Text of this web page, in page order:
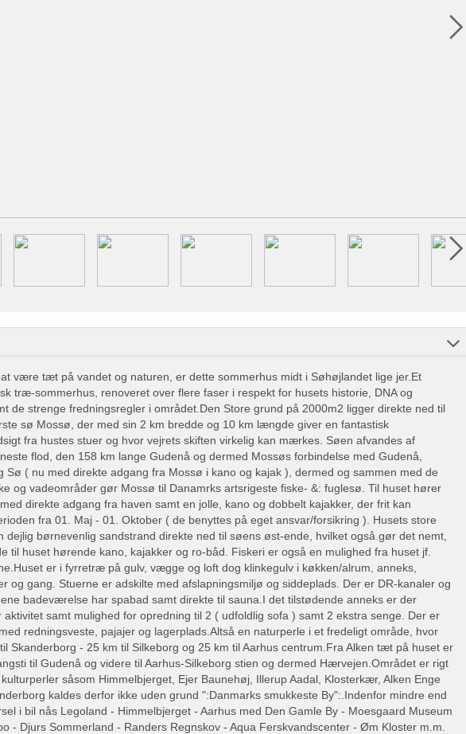
være tæt på vandet og naturen, er dette sommerhus midt i Søhøjlandet lige jer.Et
træ-sommerhus, renoveret over flere faser i respekt for husets historie, DNA og
de strenge fredningsregler i området.Den Store grund på 2000m2 ligger direkte ned til
sø Mossø, der med sin 2 km bredde og 10 km længde giver en fantastisk
fra hustes stuer og hvor vejrets skiften virkelig kan mærkes. Søen afvandes af
flod, den 158 km lange Gudenå og dermed Mossøs forbindelse med Gudenå,
Sø ( nu med direkte adgang fra Mossø i kano og kajak ), dermed og sammen med de
og vadeområder gør Mossø til Danamrks artsrigeste fiske- &: fuglesø. Til huset hører
direkte adgang fra haven samt en jolle, kano og dobbelt kajakker, der frit kan
fra 01. Maj - 01. Oktober ( de benyttes på eget ansvar/forsikring ). Husets store
dejlig børnevenlig sandstrand direkte ned til søens øst-ende, hvilket også gør det nemt,
til huset hørende kano, kajakker og ro-båd. Fiskeri er også en mulighed fra huset jf.
er i fyrretræ på gulv, vægge og loft dog klinkegulv i køkken/alrum, anneks,
og gang. Stuerne er adskilte med afslapningsmiljø og siddeplads. Der er DR-kanaler og
badeværelse har spabad samt direkte til sauna.I det tilstødende anneks er der
aktivitet samt mulighed for opredning til 2 ( udfoldlig sofa ) samt 2 ekstra senge. Der er
redningsveste, pajajer og lagerplads.Altså en naturperle i et fredeligt område, hvor
Skanderborg - 25 km til Silkeborg og 25 km til Aarhus centrum.Fra Alken tæt på huset er
til Gudenå og videre til Aarhus-Silkeborg stien og dermed Hærvejen.Området er rigt
såsom Himmelbjerget, Ejer Baunehøj, Illerup Aadal, Klosterkær, Alken Enge
kaldes derfor ikke uden grund ":Danmarks smukkeste By":.Indenfor mindre end
i bil nås Legoland - Himmelbjerget - Aarhus med Den Gamle By - Moesgaard Museum
- Djurs Sommerland - Randers Regnskov - Aqua Ferskvandscenter - Øm Kloster m.m.